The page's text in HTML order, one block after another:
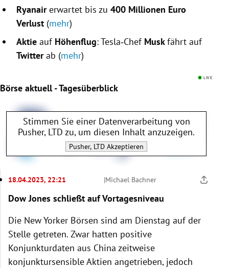
Ryanairerwartet bis zu 400 Millionen Euro
Verlust (mehr)
Aktie auf Höhenflug: Tesla‐Chef Muskfährt auf
Twitterab (mehr)
LIVE
Börse aktuell - Tagesüberblick
Stimmen Sie einer Datenverarbeitung von
Pusher, LTD zu, um diesen Inhalt anzuzeigen.
Pusher, LTD Akzeptieren
18.04.2023, 22:21 |Michael Bachner
Dow Jones schließt auf Vortagesniveau
Die New Yorker Börsen sind am Dienstag auf der
Stelle getreten. Zwar hatten positive
Konjunkturdaten aus China zeitweise
konjunktursensible Aktien angetrieben, jedoch